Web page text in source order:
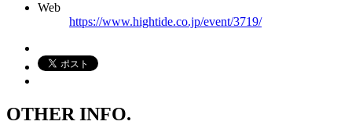
Web
https://www.hightide.co.jp/event/3719/
OTHER INFO.